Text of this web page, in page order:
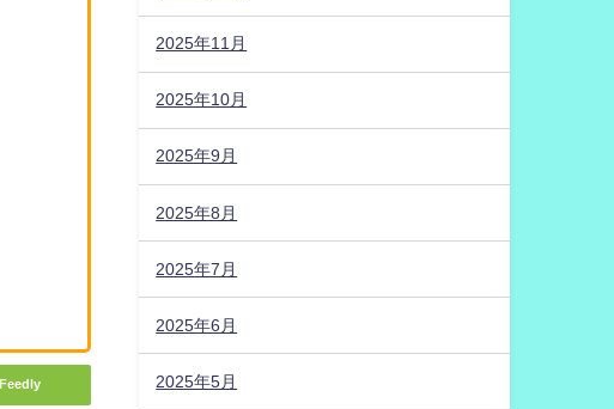
Feedly
2025年11月
2025年10月
2025年9月
2025年8月
2025年7月
2025年6月
2025年5月